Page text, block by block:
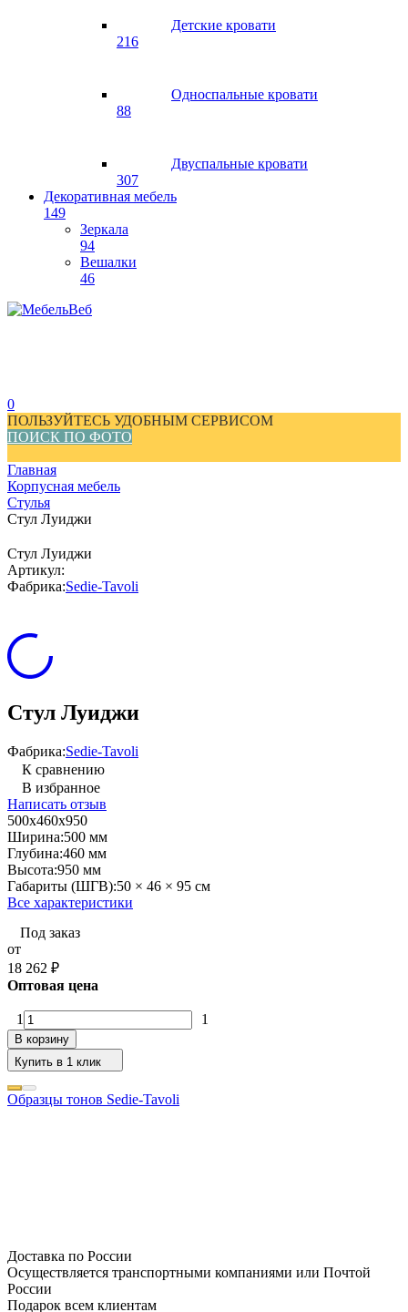
Детские кровати
216
Односпальные кровати
88
Двуспальные кровати
307
Декоративная мебель
149
Зеркала
94
Вешалки
46
0
ПОЛЬЗУЙТЕСЬ УДОБНЫМ СЕРВИСОМ
ПОИСК ПО ФОТО
Главная
Корпусная мебель
Стулья
Стул Луиджи
Стул Луиджи
Артикул:
Фабрика:Sedie-Tavoli
Стул Луиджи
Фабрика:Sedie-Tavoli
К сравнению
В избранное
Написать отзыв
500х460х950
Ширина:500 мм
Глубина:460 мм
Высота:950 мм
Габариты (ШГВ):50 × 46 × 95 см
Все характеристики
Под заказ
от
18 262 ₽
Оптовая цена
1 1
В корзину
Купить в 1 клик
Образцы тонов Sedie-Tavoli
Доставка по России
Осуществляется транспортными компаниями или Почтой
России
Подарок всем клиентам